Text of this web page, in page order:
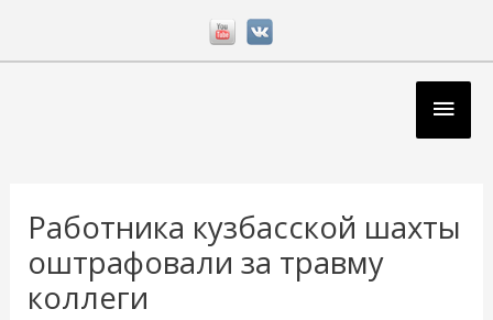
Работника кузбасской шахты
оштрафовали за травму
коллеги
записям